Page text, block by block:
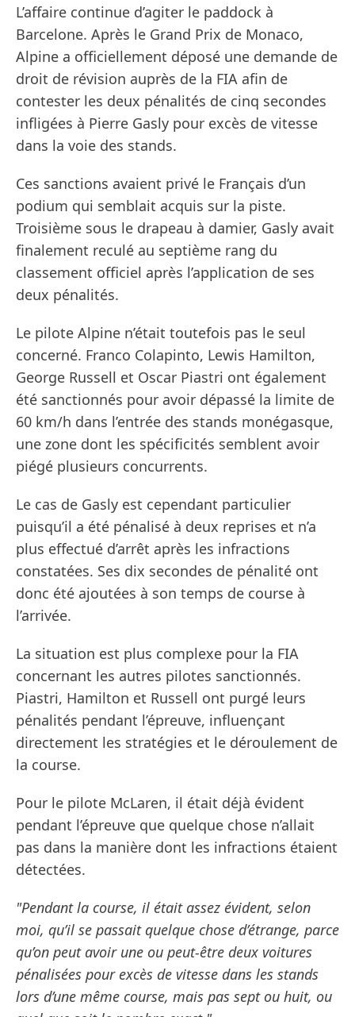
L’affaire continue d’agiter le paddock à
Barcelone. Après le Grand Prix de Monaco,
Alpine a officiellement déposé une demande de
droit de révision auprès de la FIA afin de
contester les deux pénalités de cinq secondes
infligées à Pierre Gasly pour excès de vitesse
dans la voie des stands.
Ces sanctions avaient privé le Français d’un
podium qui semblait acquis sur la piste.
Troisième sous le drapeau à damier, Gasly avait
finalement reculé au septième rang du
classement officiel après l’application de ses
deux pénalités.
Le pilote Alpine n’était toutefois pas le seul
concerné. Franco Colapinto, Lewis Hamilton,
George Russell et Oscar Piastri ont également
été sanctionnés pour avoir dépassé la limite de
60 km/h dans l’entrée des stands monégasque,
une zone dont les spécificités semblent avoir
piégé plusieurs concurrents.
Le cas de Gasly est cependant particulier
puisqu’il a été pénalisé à deux reprises et n’a
plus effectué d’arrêt après les infractions
constatées. Ses dix secondes de pénalité ont
donc été ajoutées à son temps de course à
l’arrivée.
La situation est plus complexe pour la FIA
concernant les autres pilotes sanctionnés.
Piastri, Hamilton et Russell ont purgé leurs
pénalités pendant l’épreuve, influençant
directement les stratégies et le déroulement de
la course.
Pour le pilote McLaren, il était déjà évident
pendant l’épreuve que quelque chose n’allait
pas dans la manière dont les infractions étaient
détectées.
"Pendant la course, il était assez évident, selon
moi, qu’il se passait quelque chose d’étrange, parce
qu’on peut avoir une ou peut-être deux voitures
pénalisées pour excès de vitesse dans les stands
lors d’une même course, mais pas sept ou huit, ou